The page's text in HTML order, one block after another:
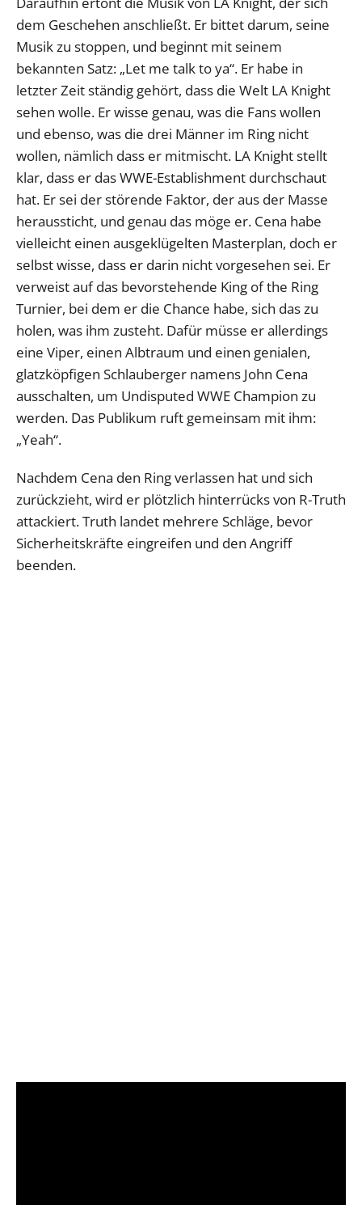
dem Geschehen anschließt. Er bittet darum, seine
Musik zu stoppen, und beginnt mit seinem
bekannten Satz: „Let me talk to ya“. Er habe in
letzter Zeit ständig gehört, dass die Welt LA Knight
sehen wolle. Er wisse genau, was die Fans wollen
und ebenso, was die drei Männer im Ring nicht
wollen, nämlich dass er mitmischt. LA Knight stellt
klar, dass er das WWE-Establishment durchschaut
hat. Er sei der störende Faktor, der aus der Masse
heraussticht, und genau das möge er. Cena habe
vielleicht einen ausgeklügelten Masterplan, doch er
selbst wisse, dass er darin nicht vorgesehen sei. Er
verweist auf das bevorstehende King of the Ring
Turnier, bei dem er die Chance habe, sich das zu
holen, was ihm zusteht. Dafür müsse er allerdings
eine Viper, einen Albtraum und einen genialen,
glatzköpfigen Schlauberger namens John Cena
ausschalten, um Undisputed WWE Champion zu
werden. Das Publikum ruft gemeinsam mit ihm:
„Yeah“.
Nachdem Cena den Ring verlassen hat und sich
zurückzieht, wird er plötzlich hinterrücks von R-Truth
attackiert. Truth landet mehrere Schläge, bevor
Sicherheitskräfte eingreifen und den Angriff
beenden.